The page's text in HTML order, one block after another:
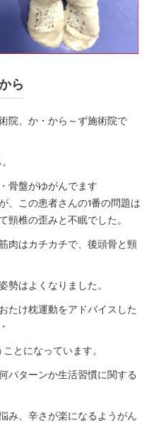
ら
院、か・から～ず施術院で
骨盤がゆがんでます
、この患者さんの1番の問題は
椎の歪みと不眠でした。
肉はカチカチで、後頭骨と頸
はよくなりました。
たけ枕運動をアドバイスした
とになっています。
パターンか生活習慣に関する
み、辛さが楽になるようがん